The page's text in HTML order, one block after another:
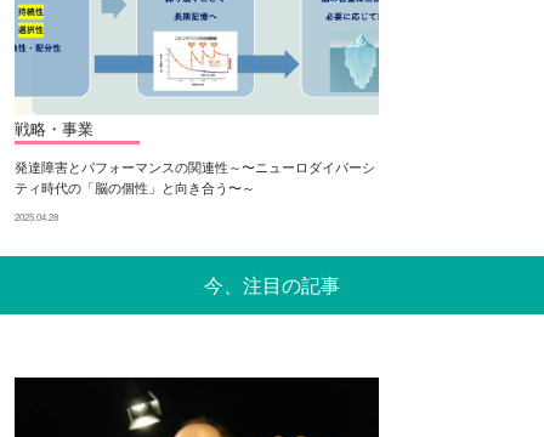
戦略・事業
発達障害とパフォーマンスの関連性～〜ニューロダイバーシ
ティ時代の「脳の個性」と向き合う〜～
2025.04.28
今、注目の記事